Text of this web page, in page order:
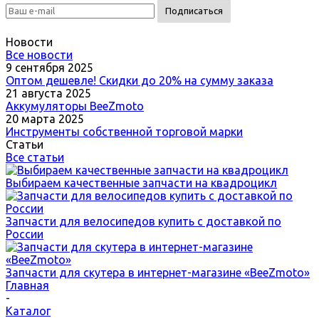
Новости
Все новости
9 сентября 2025
Оптом дешевле! Скидки до 20% на сумму заказа
21 августа 2025
Аккумуляторы BeeZmoto
20 марта 2025
Инструменты собственной торговой марки
Статьи
Все статьи
Выбираем качественные запчасти на квадроцикл
Запчасти для велосипедов купить с доставкой по
России
Запчасти для скутера в интернет-магазине «BeeZmoto»
Главная
-
Каталог